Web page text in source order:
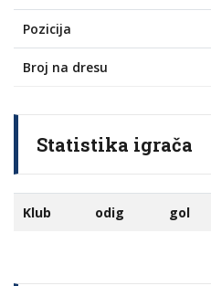
Pozicija
Broj na dresu
Statistika igrača
Klub odig gol